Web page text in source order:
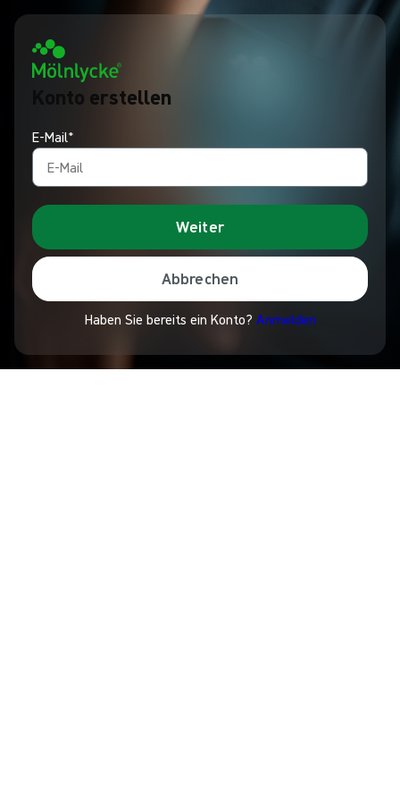
Konto erstellen
E-Mail*
Weiter
Abbrechen
Haben Sie bereits ein Konto? Anmelden